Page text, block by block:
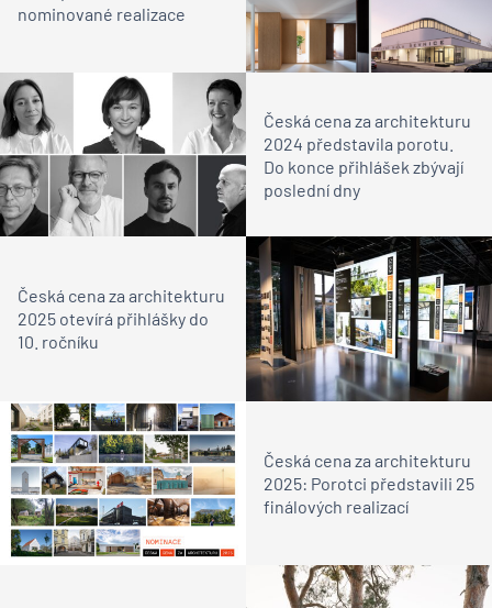
nominované realizace
Česká cena za architekturu
2024 představila porotu.
Do konce přihlášek zbývají
poslední dny
Česká cena za architekturu
2025 otevírá přihlášky do
10. ročníku
Česká cena za architekturu
2025: Porotci představili 25
finálových realizací